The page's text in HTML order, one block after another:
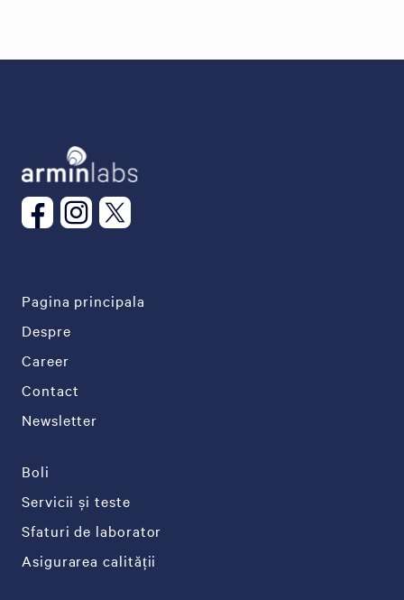
Pagina principala
Despre
Career
Contact
Newsletter
Boli
Servicii și teste
Sfaturi de laborator
Asigurarea calității